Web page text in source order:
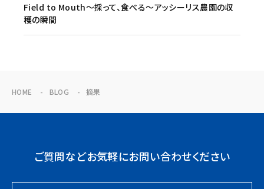
Field to Mouth～採って、食べる～アッシーリス農園の収
穫の瞬間
HOME BLOG 摘果
ご質問などお気軽にお問い合わせください